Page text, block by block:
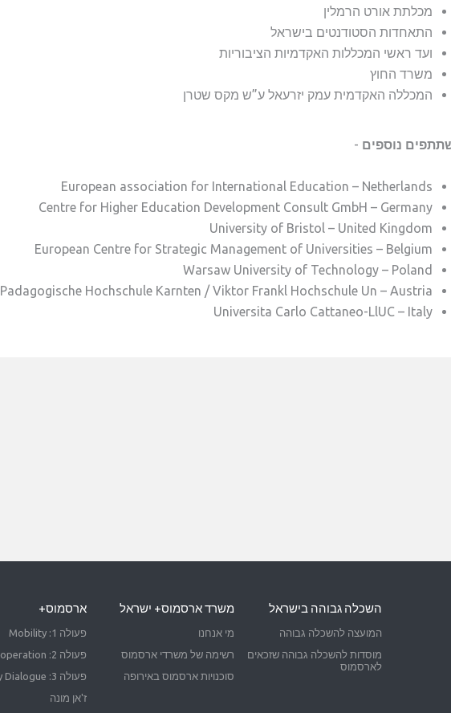
מכלתת אורט הרמלין
התאחדות הסטודנטים בישראל
ועד ראשי המכללות האקדמיות הציבוריות
משרד החוץ
המכללה האקדמית עמק יזרעאל ע”ש מקס שטרן
נוספים -
European association for International Education – Netherlands
Centre for Higher Education Development Consult GmbH – Germany
University of Bristol – United Kingdom
European Centre for Strategic Management of Universities – Belgium
Warsaw University of Technology – Poland
Padagogische Hochschule Karnten / Viktor Frankl Hochschule Un – Austria
Universita Carlo Cattaneo-LlUC – Italy
השכלה גבוהה בישראל
המועצה להשכלה גבוהה
מוסדות להשכלה גבוהה שזכאים
לארסמוס
משרד ארסמוס+ ישראל
מי אנחנו
רשימה של משרדי ארסמוס
סוכנויות ארסמוס באירופה
ארסמוס+
פעולה 1: Mobility
פעולה 2: Cooperation
פעולה 3: Policy Dialogue
ז'אן מונה